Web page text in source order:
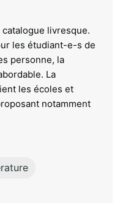
livresque.
les étudiant-e-s de
personne, la
La
les écoles et
notamment